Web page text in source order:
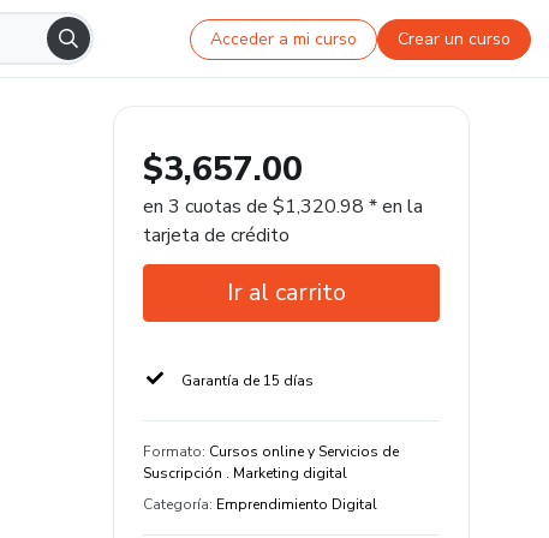
Acceder a mi curso Crear un curso
$3,657.00
en 3 cuotas de $1,320.98 * en la
tarjeta de crédito
Ir al carrito
Garantía de 15 días
Formato: Cursos online y Servicios de
Suscripción . Marketing digital
Categoría: Emprendimiento Digital